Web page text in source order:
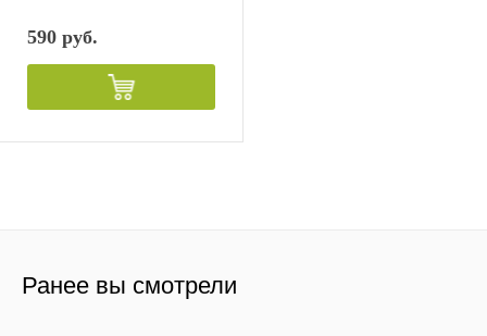
590 руб.
Ранее вы смотрели